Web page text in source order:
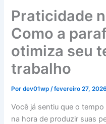
Praticidade
Como a
otimiza seu
trabalho
Pordev01wp/fevereiro 27, 2026
Você já sentiu que o
na hora de produzir suas